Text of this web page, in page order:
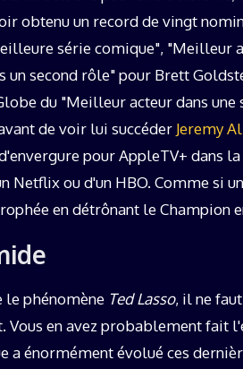
obtenu un record de vingt
série comique", "Meilleur
second rôle" pour Brett
du "Meilleur acteur dans
de voir lui succéder Jeremy
pour AppleTV+ dans
Netflix ou d'un HBO. Comme si
en détrônant le Champion
le phénomène Ted Lasso, il ne
Vous en avez probablement fait
a énormément évolué ces